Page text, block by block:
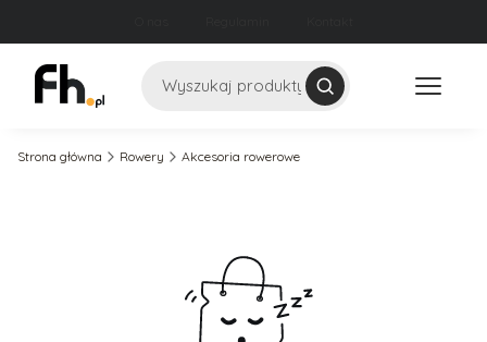
Szukaj
Strona główna Rowery Akcesoria rowerowe